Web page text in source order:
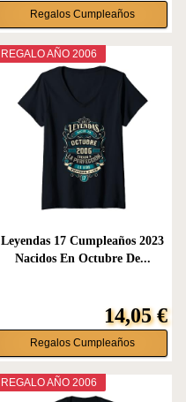
Regalos Cumpleaños
REGALO AÑO 2006
Leyendas 17 Cumpleaños 2023
Nacidos En Octubre De...
14,05 €
Regalos Cumpleaños
REGALO AÑO 2006